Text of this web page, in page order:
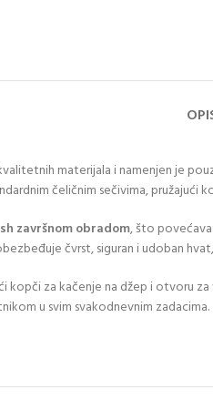
materijala i namenjen je
čeličnim sečivima, pružajući
završnom obradom, što
čvrst, siguran i udoban
kopči za kačenje na džep i otvoru
u svim svakodnevnim zadacima.